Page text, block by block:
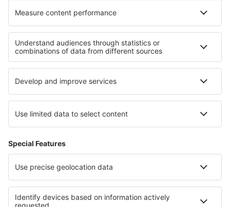
Unterkunft in Pikes Peak Unterkunft in Minnesota
Unterkunft in Alta-Snowbird Unterkunft in Laguna Beach
Unterkunft in Michigan Unterkunft in Costa de Galicia
Unterkunft in Mährische Karst
Unterkunft in Huatulco Unterkunft in Wildschönau